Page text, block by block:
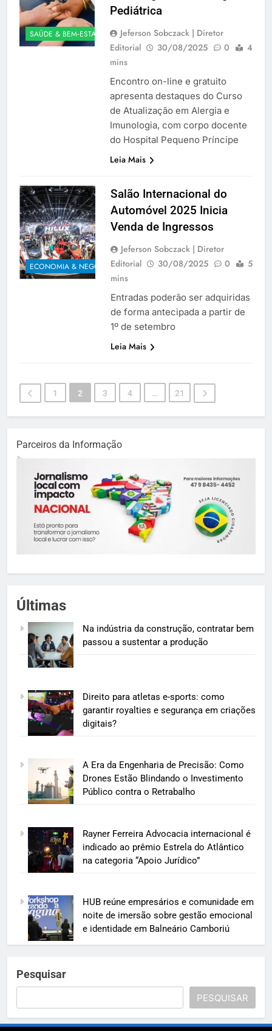
SAÚDE & BEM‑ESTAR
Pediátrica
Jeferson Sobczack | Diretor
Editorial
30/08/2025 0
4
mins
Encontro on-line e gratuito
apresenta destaques do Curso
de Atualização em Alergia e
Imunologia, com corpo docente
do Hospital Pequeno Príncipe
Leia Mais
ECONOMIA & NEGÓCIOS
Salão Internacional do
Automóvel 2025 Inicia
Venda de Ingressos
Jeferson Sobczack | Diretor
Editorial
30/08/2025 0
5
mins
Entradas poderão ser adquiridas
de forma antecipada a partir de
1º de setembro
Leia Mais
1 2 3 4 … 21
Parceiros da Informação
Últimas
Na indústria da construção, contratar bem
passou a sustentar a produção
Direito para atletas e-sports: como
garantir royalties e segurança em criações
digitais?
A Era da Engenharia de Precisão: Como
Drones Estão Blindando o Investimento
Público contra o Retrabalho
Rayner Ferreira Advocacia internacional é
indicado ao prêmio Estrela do Atlântico
na categoria “Apoio Jurídico”
HUB reúne empresários e comunidade em
noite de imersão sobre gestão emocional
e identidade em Balneário Camboriú
Pesquisar
PESQUISAR